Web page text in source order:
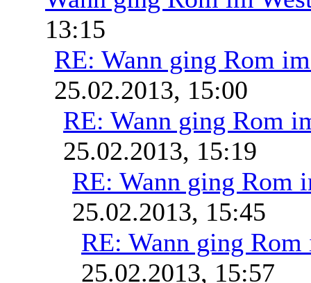
13:15
RE: Wann ging Rom
25.02.2013, 15:00
RE: Wann ging Rom
25.02.2013, 15:19
RE: Wann ging Rom
25.02.2013, 15:45
RE: Wann ging Rom
25.02.2013, 15:57